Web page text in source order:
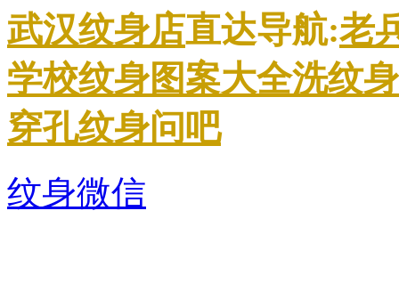
武汉纹身店直达导航:老
学校纹身图案大全洗纹身
穿孔纹身问吧
纹身微信